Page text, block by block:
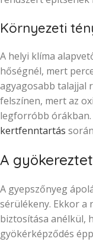
Környezeti
A helyi klíma
hőségnél, mert
agyagosabb talajjal
felszínen, mert az
legforróbb órákban.
kertfenntartás
A
A gyepszőnyeg
sérülékeny. Ekkor a
biztosítása anélkül,
gyökérképződés